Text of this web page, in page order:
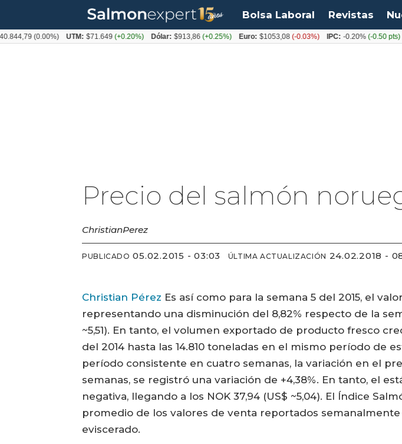
Bolsa Laboral Revistas
Precio del salmón
ChristianPerez
PUBLICADO 05.02.2015 - 03:03 ÚLTIMA ACTUALIZACIÓN 24.02.2018 -
Christian Pérez Es así como para la semana 5 del 2015, el
representando una disminución del 8,82% respecto de la
~5,51). En tanto, el volumen exportado de producto fresco
del 2014 hasta las 14.810 toneladas en el mismo período de
período consistente en cuatro semanas, la variación en el
semanas, se registró una variación de +4,38%. En tanto, el
negativa, llegando a los NOK 37,94 (US$ ~5,04). El Índice
promedio de los valores de venta reportados
eviscerado.
(0.00%) UTM: $71.649 (+0.20%) Dólar: $913,86(+0.25%) Euro: $1053,08(-0.03%) IPC: -0.20%(-0.50 pts)